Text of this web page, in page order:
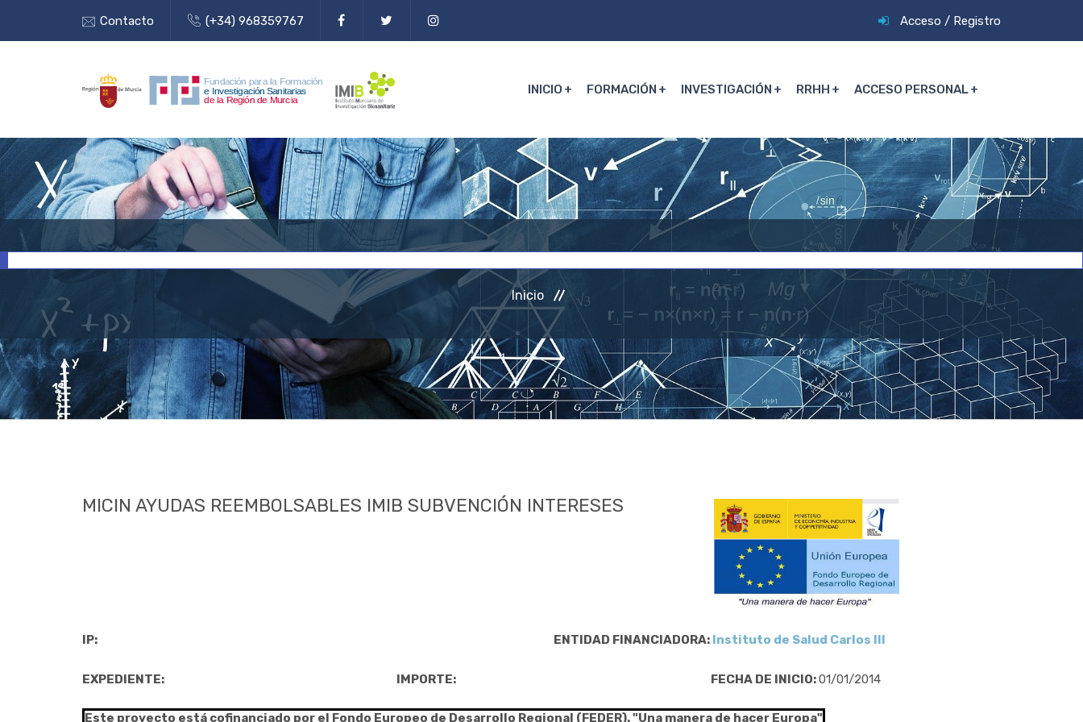
Contacto (+34) 968359767 Acceso / Registro
INICIO FORMACIÓN INVESTIGACIÓN RRHH ACCESO PERSONAL
Inicio
MICIN AYUDAS REEMBOLSABLES IMIB SUBVENCIÓN INTERESES
IP: ENTIDAD FINANCIADORA: Instituto de Salud Carlos III
EXPEDIENTE: IMPORTE: FECHA DE INICIO:01/01/2014
Este proyecto está cofinanciado por el Fondo Europeo de Desarrollo Regional (FEDER). "Una manera de hacer Europa"